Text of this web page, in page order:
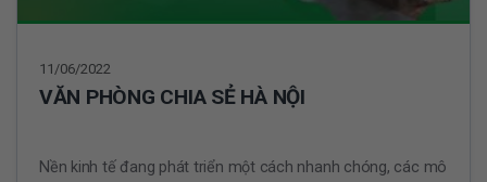
11/06/2022
VĂN PHÒNG CHIA SẺ HÀ NỘI
Nền kinh tế đang phát triển một cách nhanh chóng, các mô